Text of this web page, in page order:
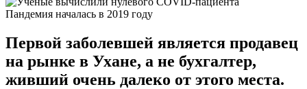
Пандемия началась в 2019 году
Первой заболевшей является продавец
на рынке в Ухане, а не бухгалтер,
живший очень далеко от этого места.